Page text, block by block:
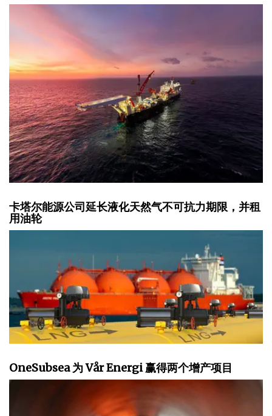
卡塔尔能源公司延长液化天然气不可抗力期限，并租
用油轮
OneSubsea 为 Vår Energi 赢得两个增产项目